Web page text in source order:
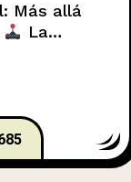
Más allá
La
forma
con la